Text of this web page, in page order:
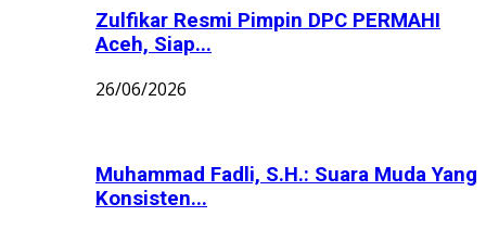
Zulfikar Resmi Pimpin DPC PERMAHI
Aceh, Siap...
26/06/2026
Muhammad Fadli, S.H.: Suara Muda Yang
Konsisten...